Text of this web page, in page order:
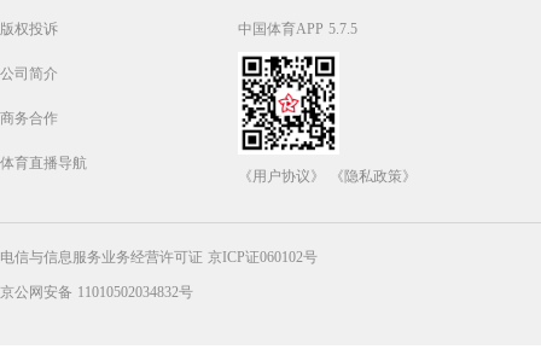
版权投诉
公司简介
商务合作
体育直播导航
中国体育APP 5.7.5
《用户协议》 《隐私政策》
电信与信息服务业务经营许可证 京ICP证060102号
京公网安备 11010502034832号